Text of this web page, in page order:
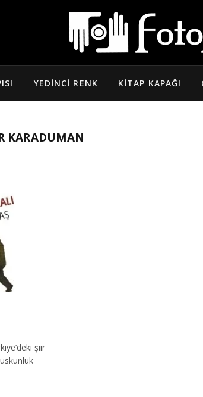
YEDINCI RENK KITAP KAPAĞI
KARADUMAN
şiir